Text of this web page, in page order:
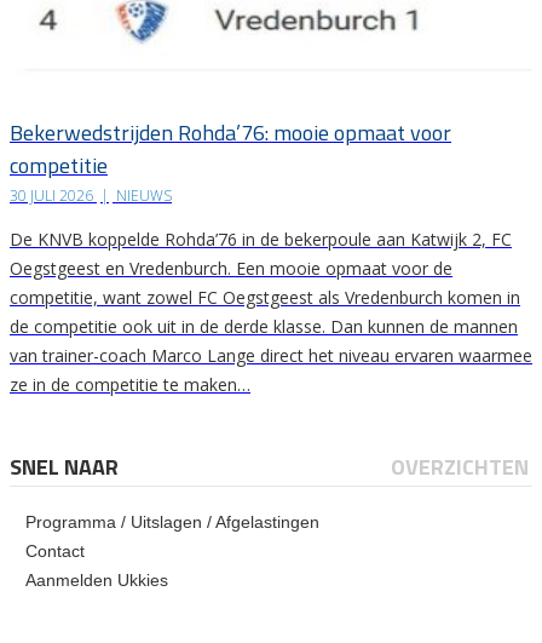
Bekerwedstrijden Rohda’76: mooie opmaat voor
competitie
30 JULI 2026 | NIEUWS
De KNVB koppelde Rohda’76 in de bekerpoule aan Katwijk 2, FC
Oegstgeest en Vredenburch. Een mooie opmaat voor de
competitie, want zowel FC Oegstgeest als Vredenburch komen in
de competitie ook uit in de derde klasse. Dan kunnen de mannen
van trainer-coach Marco Lange direct het niveau ervaren waarmee
ze in de competitie te maken…
SNEL NAAR OVERZICHTEN
Programma / Uitslagen / Afgelastingen
Contact
Aanmelden Ukkies